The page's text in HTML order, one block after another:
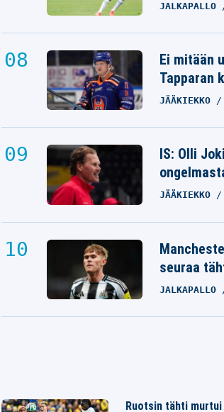
JALKAPALLO
Ei mitään
Tapparan
JÄÄKIEKKO
IS: Olli
JÄÄKIEKKO
seuraa
JALKAPALLO
Ruotsin tähti murtui